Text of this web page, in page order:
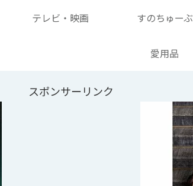
テレビ・映画 すのちゅーぶ
愛用品
スポンサーリンク